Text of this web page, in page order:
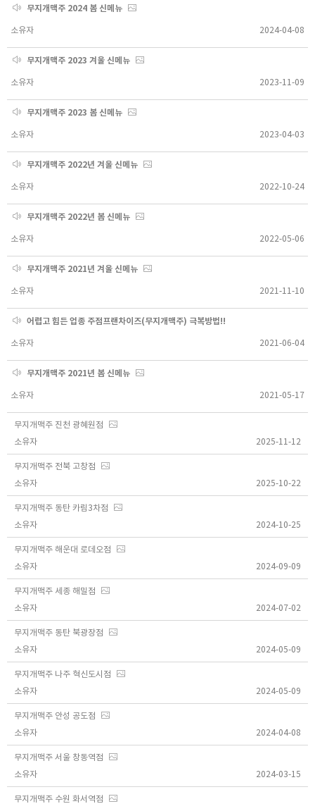
무지개맥주 2024 봄 신메뉴
소유자 2024-04-08
무지개맥주 2023 겨울 신메뉴
소유자 2023-11-09
무지개맥주 2023 봄 신메뉴
소유자 2023-04-03
무지개맥주 2022년 겨울 신메뉴
소유자 2022-10-24
무지개맥주 2022년 봄 신메뉴
소유자 2022-05-06
무지개맥주 2021년 겨울 신메뉴
소유자 2021-11-10
어렵고 힘든 업종 주점프랜차이즈(무지개맥주) 극복방법!!
소유자 2021-06-04
무지개맥주 2021년 봄 신메뉴
소유자 2021-05-17
무지개맥주 진천 광혜원점
소유자
2025-11-12
무지개맥주 전북 고창점
소유자
2025-10-22
무지개맥주 동탄 카림3차점
소유자
2024-10-25
무지개맥주 해운대 로데오점
소유자
2024-09-09
무지개맥주 세종 해밀점
소유자
2024-07-02
무지개맥주 동탄 북광장점
소유자
2024-05-09
무지개맥주 나주 혁신도시점
소유자
2024-05-09
무지개맥주 안성 공도점
소유자
2024-04-08
무지개맥주 서울 창동역점
소유자
2024-03-15
무지개맥주 수원 화서역점